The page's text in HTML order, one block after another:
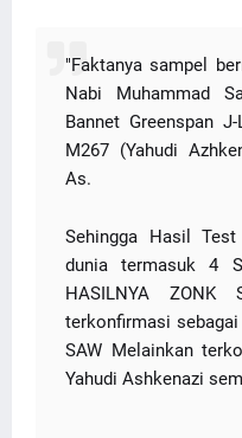
"Faktanya sampel
Nabi Muhammad
Bannet Greenspan
M267 (Yahudi
As.
Sehingga Hasil
dunia termasuk 4
HASILNYA
terkonfirmasi
SAW Melainkan
Yahudi Ashkenazi